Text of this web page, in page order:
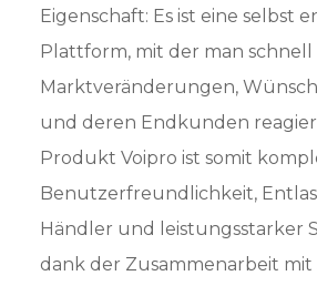
Eigenschaft: Es ist eine selbst
Plattform, mit der man schnell
Marktveränderungen,
und deren Endkunden
Produkt Voipro ist somit
Benutzerfreundlichkeit,
Händler und leistungsstarker
dank der Zusammenarbeit mit